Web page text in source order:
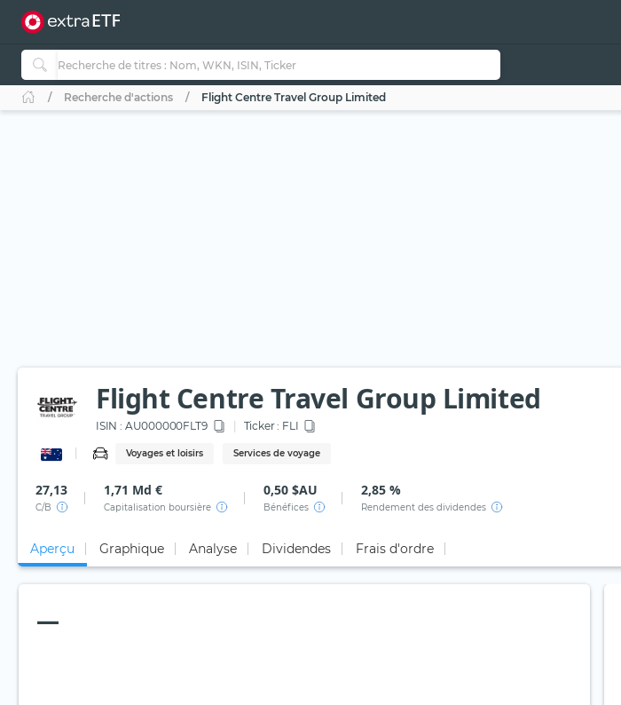
Recherche d'actions Flight Centre Travel Group Limited
Flight Centre Travel Group Limited
ISIN : AU000000FLT9 Ticker : FLI
Voyages et loisirs Services de voyage
27,13
C/B
1,71 Md €
Capitalisation boursière
0,50 $AU
Bénéfices
2,85 %
Rendement des dividendes
Aperçu Graphique Analyse Dividendes Frais d'ordre
—